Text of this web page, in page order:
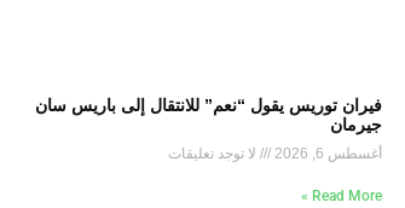
فيران توريس يقول “نعم” للانتقال إلى باريس سان
جيرمان
أغسطس 6, 2026 لا توجد تعليقات
Read More »